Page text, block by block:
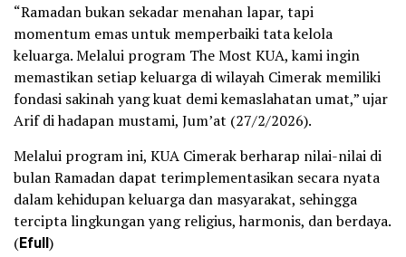
“Ramadan bukan sekadar menahan lapar, tapi
momentum emas untuk memperbaiki tata kelola
keluarga. Melalui program The Most KUA, kami ingin
memastikan setiap keluarga di wilayah Cimerak memiliki
fondasi sakinah yang kuat demi kemaslahatan umat,” ujar
Arif di hadapan mustami, Jum’at (27/2/2026).
Melalui program ini, KUA Cimerak berharap nilai-nilai di
bulan Ramadan dapat terimplementasikan secara nyata
dalam kehidupan keluarga dan masyarakat, sehingga
tercipta lingkungan yang religius, harmonis, dan berdaya.
(Efull)